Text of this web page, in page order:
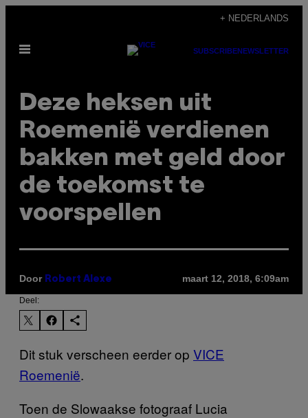
de
+ NEDERLANDS
Open
SUBSCRIBENEWSLETTER
Deze heksen uit
Roemenië verdienen
bakken met geld door
de toekomst te
voorspellen
Door Robert Alexe maart 12, 2018, 6:09am
Deel:
Dit stuk verscheen eerder op VICE
Roemenië.
Toen de Slowaakse fotograaf Lucia